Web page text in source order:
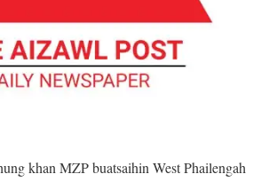
khan MZP buatsaihin West Phailengah